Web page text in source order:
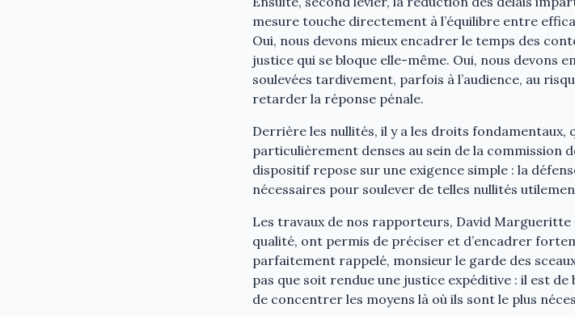
mesure touche directement à l’équilibre entre
Oui, nous devons mieux encadrer le temps des
justice qui se bloque elle-même. Oui, nous devons
soulevées tardivement, parfois à l’audience, au
retarder la réponse pénale.
Derrière les nullités, il y a les droits fondamentaux,
particulièrement denses au sein de la commission
dispositif repose sur une exigence simple : la
nécessaires pour soulever de telles nullités
Les travaux de nos rapporteurs, David Margueritte
qualité, ont permis de préciser et d’encadrer
parfaitement rappelé, monsieur le garde des
pas que soit rendue une justice expéditive : il est
de concentrer les moyens là où ils sont le plus